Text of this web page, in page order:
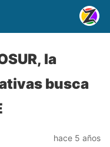
la
busca
hace 5 años